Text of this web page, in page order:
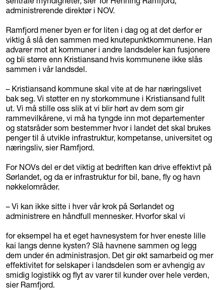
administrerende direktør i NOV.
Ramfjord mener byen er for liten i dag og at det derfor er
viktig å slå den sammen med knutepunktkommunene. Han
advarer mot at kommuner i andre landsdeler kan fusjonere
og bli større enn Kristiansand hvis kommunene ikke slås
sammen i vår landsdel.
– Kristiansand kommune skal vite at de har næringslivet
bak seg. Vi støtter en ny storkommune i Kristiansand fullt
ut. Vi må stille oss slik at vi blir hørt av dem som gir
rammevilkårene, vi må ha tyngde inn mot departementer
og statsråder som bestemmer hvor i landet det skal brukes
penger til å utvikle infrastruktur, kompetanse, universitet og
næringsliv, sier Ramfjord.
For NOVs del er det viktig at bedriften kan drive effektivt på
Sørlandet, og da er infrastruktur for bil, bane, fly og havn
nøkkelområder.
– Vi kan ikke sitte i hver vår krok på Sørlandet og
administrere en håndfull mennesker. Hvorfor skal vi
for eksempel ha et eget havnesystem for hver eneste lille
kai langs denne kysten? Slå havnene sammen og legg
dem under én administrasjon. Det gir økt samarbeid og mer
effektivitet for selskaper i landsdelen som er avhengig av
smidig logistikk og flyt av varer til kunder over hele verden,
sier Ramfjord.